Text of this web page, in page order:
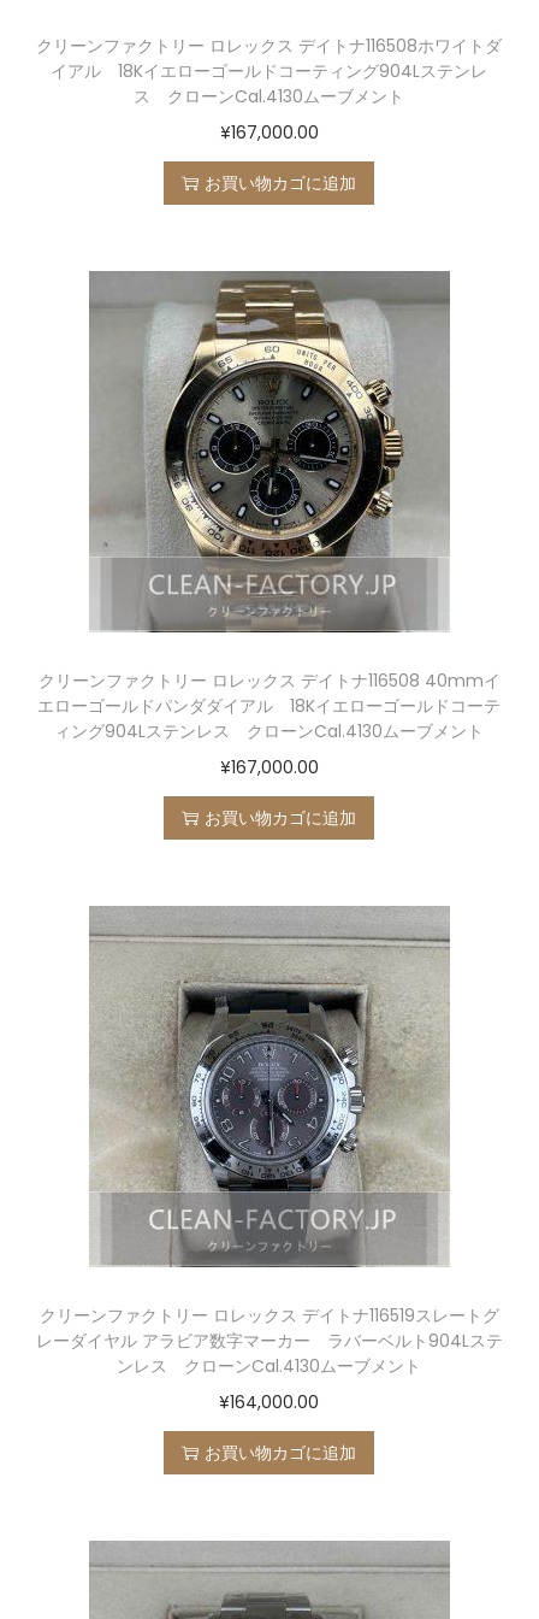
クリーンファクトリー ロレックス デイトナ116508ホワイトダ
イアル 18Kイエローゴールドコーティング904Lステンレ
ス クローンCal.4130ムーブメント
¥167,000.00
お買い物カゴに追加
クリーンファクトリー ロレックス デイトナ116508 40mmイ
エローゴールドパンダダイアル 18Kイエローゴールドコーテ
ィング904Lステンレス クローンCal.4130ムーブメント
¥167,000.00
お買い物カゴに追加
クリーンファクトリー ロレックス デイトナ116519スレートグ
レーダイヤル アラビア数字マーカー ラバーベルト904Lステ
ンレス クローンCal.4130ムーブメント
¥164,000.00
お買い物カゴに追加